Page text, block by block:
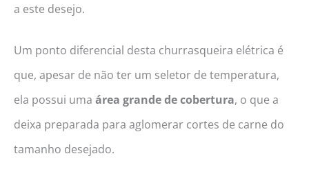
a este desejo.
Um ponto diferencial desta churrasqueira elétrica é
que, apesar de não ter um seletor de temperatura,
ela possui uma área grande de cobertura, o que a
deixa preparada para aglomerar cortes de carne do
tamanho desejado.